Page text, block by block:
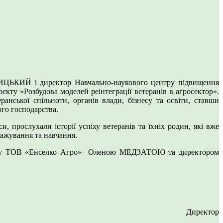
і директор Навчально-наукового центру підвищення
«Розбудова моделей реінтеграції ветеранів в агросектор».
спільноти, органів влади, бізнесу та освіти, ставши
господарства.
історії успіху ветеранів та їхніх родин, які вже
та навчання.
ТОВ «Енселко Агро» Оленою МЕДЗАТОЮ та директором
Директор